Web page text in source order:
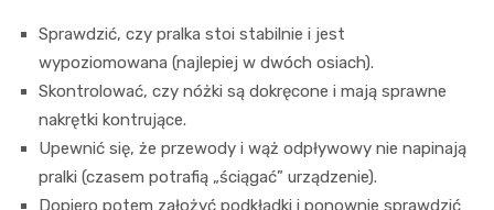
Sprawdzić, czy pralka stoi stabilnie i jest
wypoziomowana (najlepiej w dwóch osiach).
Skontrolować, czy nóżki są dokręcone i mają sprawne
nakrętki kontrujące.
Upewnić się, że przewody i wąż odpływowy nie napinają
pralki (czasem potrafią „ściągać” urządzenie).
Dopiero potem założyć podkładki i ponownie sprawdzić